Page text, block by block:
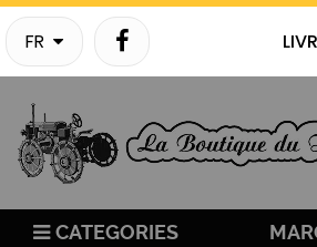
FR
CATEGORIES